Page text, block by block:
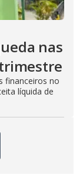
nas
financeiros no
líquida de